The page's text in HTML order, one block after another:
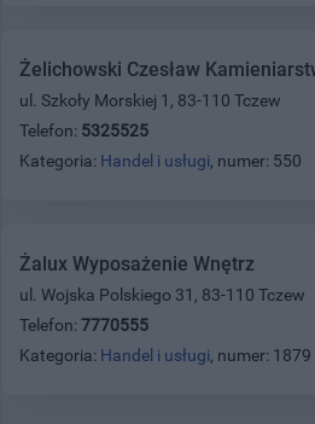
Żelichowski Czesław
ul. Szkoły Morskiej 1, 83-110 Tczew
Telefon: 5325525
Kategoria: Handel i usługi, numer: 550
Żalux Wyposażenie Wnętrz
ul. Wojska Polskiego 31, 83-110 Tczew
Telefon: 7770555
Kategoria: Handel i usługi, numer: 1879